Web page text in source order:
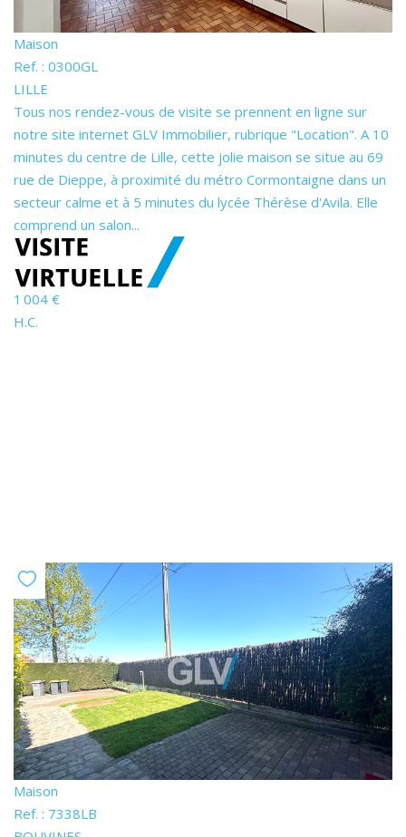
Maison
Ref. : 0300GL
LILLE
Tous nos rendez-vous de visite se prennent en ligne sur
notre site internet GLV Immobilier, rubrique "Location". A 10
minutes du centre de Lille, cette jolie maison se situe au 69
rue de Dieppe, à proximité du métro Cormontaigne dans un
secteur calme et à 5 minutes du lycée Thérèse d'Avila. Elle
comprend un salon...
1 004 €
H.C.
Maison
Ref. : 7338LB